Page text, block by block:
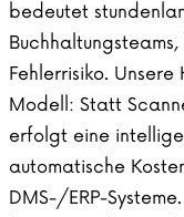
bedeutet
Fehlerrisiko.
Modell: Statt
erfolgt eine
automatische
DMS-/ERP-